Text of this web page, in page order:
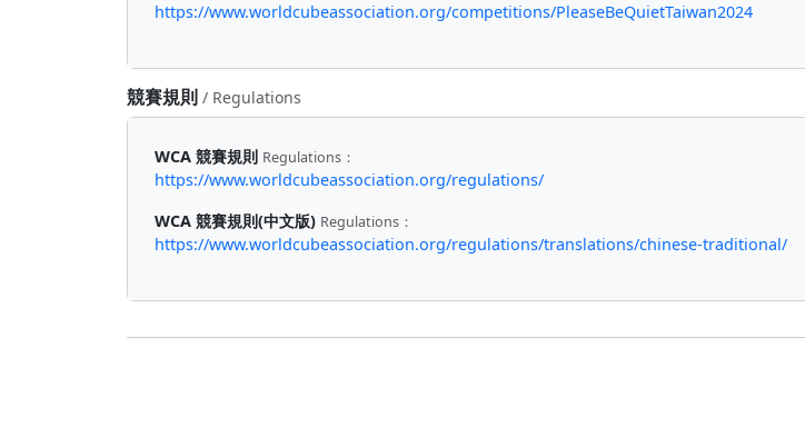
https://www.worldcubeassociation.org/competitions/PleaseBeQuietTaiwan2024
競賽規則 / Regulations
WCA 競賽規則 Regulations：
https://www.worldcubeassociation.org/regulations/
WCA 競賽規則(中文版) Regulations：
https://www.worldcubeassociation.org/regulations/translations/chinese-traditional/